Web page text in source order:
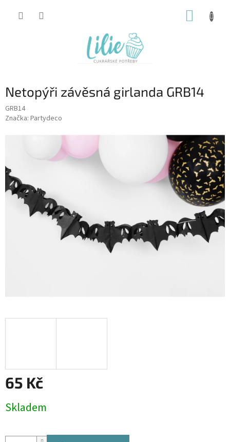
Netopýři závěsná girlanda GRB14
GRB14
Značka: Partydeco
65 Kč
cena:
Skladem